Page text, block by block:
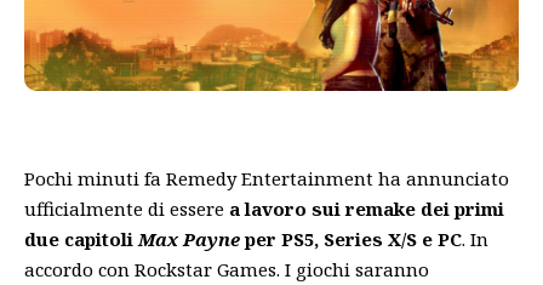
Pochi minuti fa Remedy Entertainment ha annunciato
ufficialmente di essere a lavoro sui remake dei primi
due capitoli Max Payneper PS5, Series X/S e PC. In
accordo con Rockstar Games. I giochi saranno